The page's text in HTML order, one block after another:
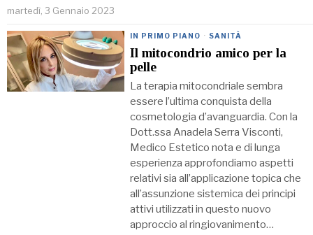
martedì, 3 Gennaio 2023
IN PRIMO PIANO · SANITÀ
Il mitocondrio amico per la
pelle
La terapia mitocondriale sembra
essere l’ultima conquista della
cosmetologia d’avanguardia. Con la
Dott.ssa Anadela Serra Visconti,
Medico Estetico nota e di lunga
esperienza approfondiamo aspetti
relativi sia all’applicazione topica che
all’assunzione sistemica dei principi
attivi utilizzati in questo nuovo
approccio al ringiovanimento…